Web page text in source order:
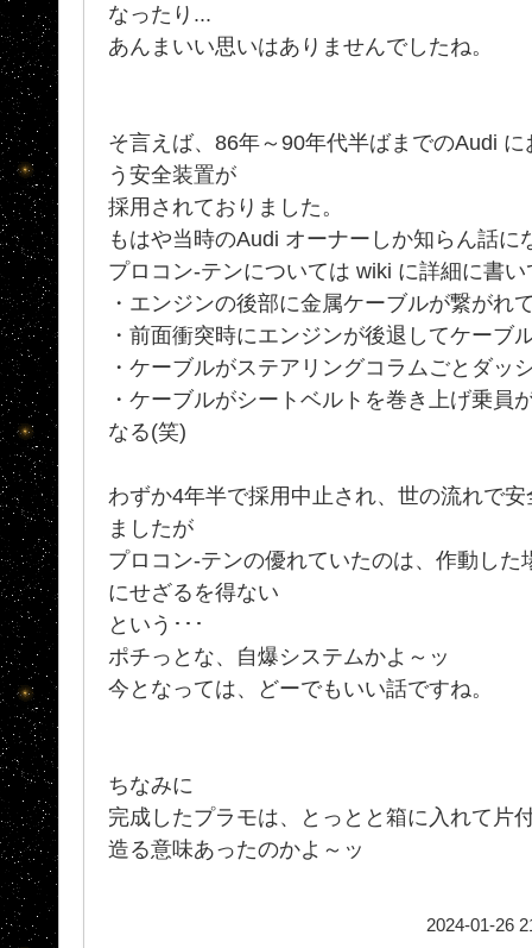
なったり...
あんまいい思いはありませんでしたね。
そ言えば、86年～90年代半ばまでのAudi
う安全装置が
採用されておりました。
もはや当時のAudi オーナーしか知らん話に
プロコン-テンについては wiki に詳細に書
・エンジンの後部に金属ケーブルが繋がれ
・前面衝突時にエンジンが後退してケーブ
・ケーブルがステアリングコラムごとダッ
・ケーブルがシートベルトを巻き上げ乗員
なる(笑)
わずか4年半で採用中止され、世の流れで
ましたが
プロコン-テンの優れていたのは、作動し
にせざるを得ない
という･･･
ポチっとな、自爆システムかよ～ッ
今となっては、どーでもいい話ですね。
ちなみに
完成したプラモは、とっとと箱に入れて片
造る意味あったのかよ～ッ
2024-01-26